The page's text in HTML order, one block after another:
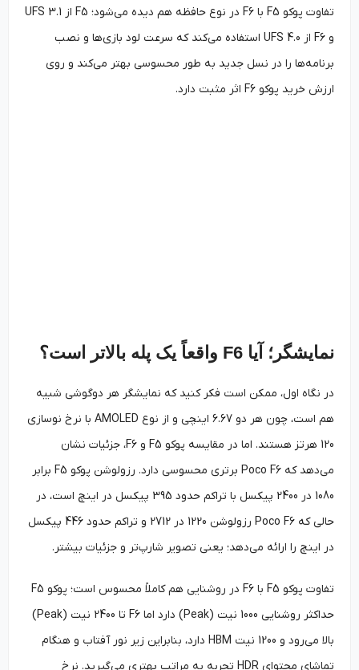
تفاوت پوکو F5 با F6 در نوع حافظه هم دیده می‌شود؛ F5 از UFS 3.1
و F6 از UFS 4.0 استفاده می‌کند که سرعت لود بازی‌ها و نصب
برنامه‌ها را در نسل جدید به طور محسوسی بهتر می‌کند و روی
ارزش خرید پوکو F6 اثر مثبت دارد.
نمایشگر؛ آیا F6 واقعاً یک پله بالاتر است؟
در نگاه اول، ممکن است فکر کنید که نمایشگر هر دوگوشی شبیه
هم است، چون هر دو 6.67 اینچی و از نوع AMOLED با نرخ نوسازی
120 هرتز هستند. اما در مقایسه پوکو F5 و F6، جزئیات نشان
می‌دهد که Poco F6 برتری محسوسی دارد. رزولوشن پوکو F5 برابر
1080 در 2400 پیکسل با تراکم حدود 395 پیکسل در اینچ است، در
حالی که Poco F6 رزولوشن 1220 در 2712 و تراکم حدود 446 پیکسل
در اینچ را ارائه می‌دهد؛ یعنی تصویر شارپ‌تر و جزئیات بیشتر.
تفاوت پوکو F5 با F6 در روشنایی هم کاملاً محسوس است؛ پوکو F5
حداکثر روشنایی 1000 نیت (Peak) دارد اما F6 تا 2400 نیت (Peak)
بالا می‌رود و 1200 نیت HBM دارد، بنابراین زیر نور آفتاب و هنگام
تماشای محتوای HDR تجربه به مراتب بهتری می‌گیرید. نرخ